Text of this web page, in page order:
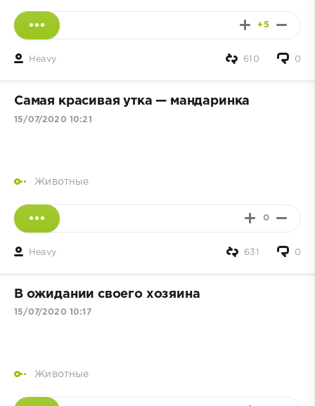
+5
Heavy 0
610
Самая красивая утка — мандаринка
15/07/2020 10:21
Животные
0
Heavy 0
631
В ожидании своего хозяина
15/07/2020 10:17
Животные